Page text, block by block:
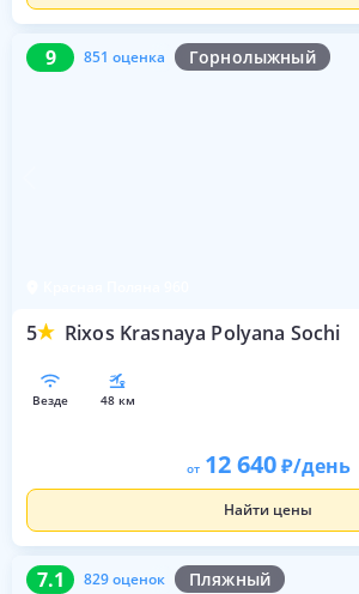
9 851 оценка Горнолыжный
5 Rixos Krasnaya Polyana Sochi
9 851 оценка
везде 48 км
от 12 640 /день
Найти цены
7.1 829 оценок Пляжный
7.1 829 оценок